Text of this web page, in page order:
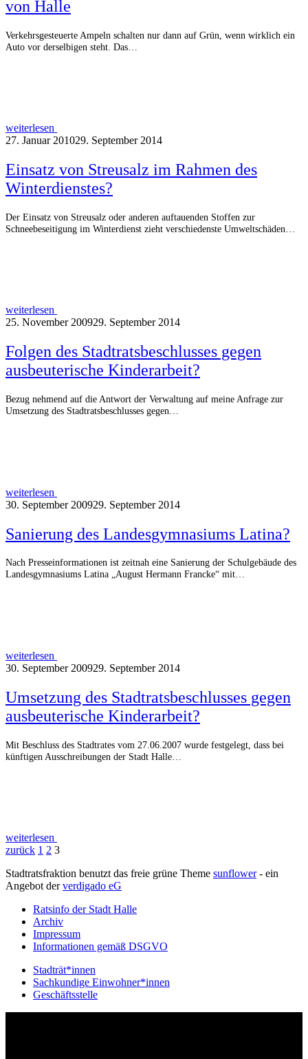
von Halle
Verkehrsgesteuerte Ampeln schalten nur dann auf Grün, wenn wirklich ein
Auto vor derselbigen steht. Das…
weiterlesen
27. Januar 201029. September 2014
Einsatz von Streusalz im Rahmen des
Winterdienstes?
Der Einsatz von Streusalz oder anderen auftauenden Stoffen zur
Schneebeseitigung im Winterdienst zieht verschiedenste Umweltschäden…
weiterlesen
25. November 200929. September 2014
Folgen des Stadtratsbeschlusses gegen
ausbeuterische Kinderarbeit?
Bezug nehmend auf die Antwort der Verwaltung auf meine Anfrage zur
Umsetzung des Stadtratsbeschlusses gegen…
weiterlesen
30. September 200929. September 2014
Sanierung des Landesgymnasiums Latina?
Nach Presseinformationen ist zeitnah eine Sanierung der Schulgebäude des
Landesgymnasiums Latina „August Hermann Francke“ mit…
weiterlesen
30. September 200929. September 2014
Umsetzung des Stadtratsbeschlusses gegen
ausbeuterische Kinderarbeit?
Mit Beschluss des Stadtrates vom 27.06.2007 wurde festgelegt, dass bei
künftigen Ausschreibungen der Stadt Halle…
weiterlesen
zurück 1 2 3
Stadtratsfraktion benutzt das freie grüne Theme sunflower‐ ein
Angebot derverdigado eG
Ratsinfo der Stadt Halle
Archiv
Impressum
Informationen gemäß DSGVO
Stadträt*innen
Sachkundige Einwohner*innen
Geschäftsstelle